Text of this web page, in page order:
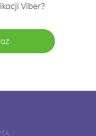
Viber?